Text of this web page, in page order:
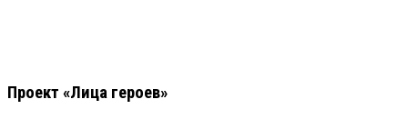
Проект «Лица героев»